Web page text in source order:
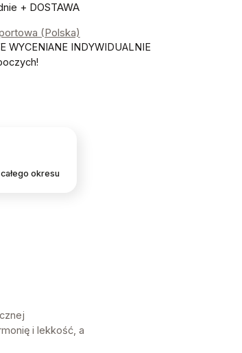
+ DOSTAWA
(Polska)
WYCENIANE INDYWIDUALNIE
okresu
i lekkość, a